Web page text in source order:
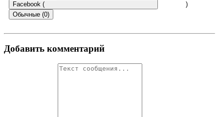
Facebook (
)
Обычные (0)
Добавить комментарий